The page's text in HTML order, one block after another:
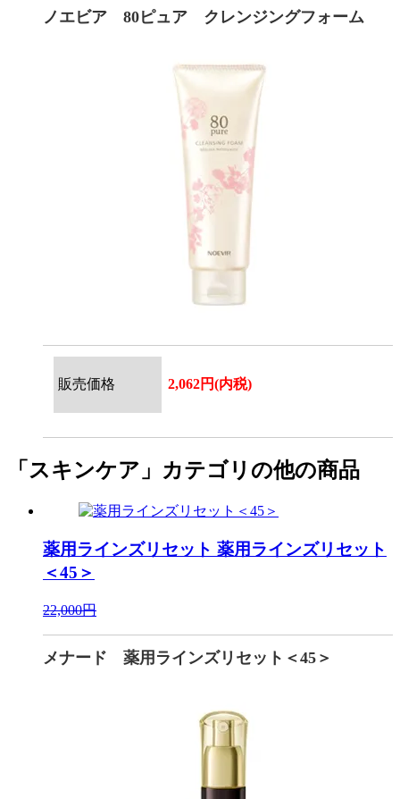
ノエビア 80ピュア クレンジングフォーム
販売価格 2,062円(内税)
「スキンケア」カテゴリの他の商品
薬用ラインズリセット 薬用ラインズリセット
＜45＞
22,000円
メナード 薬用ラインズリセット＜45＞